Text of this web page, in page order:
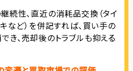
続性、直近の消耗品交換（タイ
など）を併記すれば、買い手の
き、売却後のトラブルも抑える